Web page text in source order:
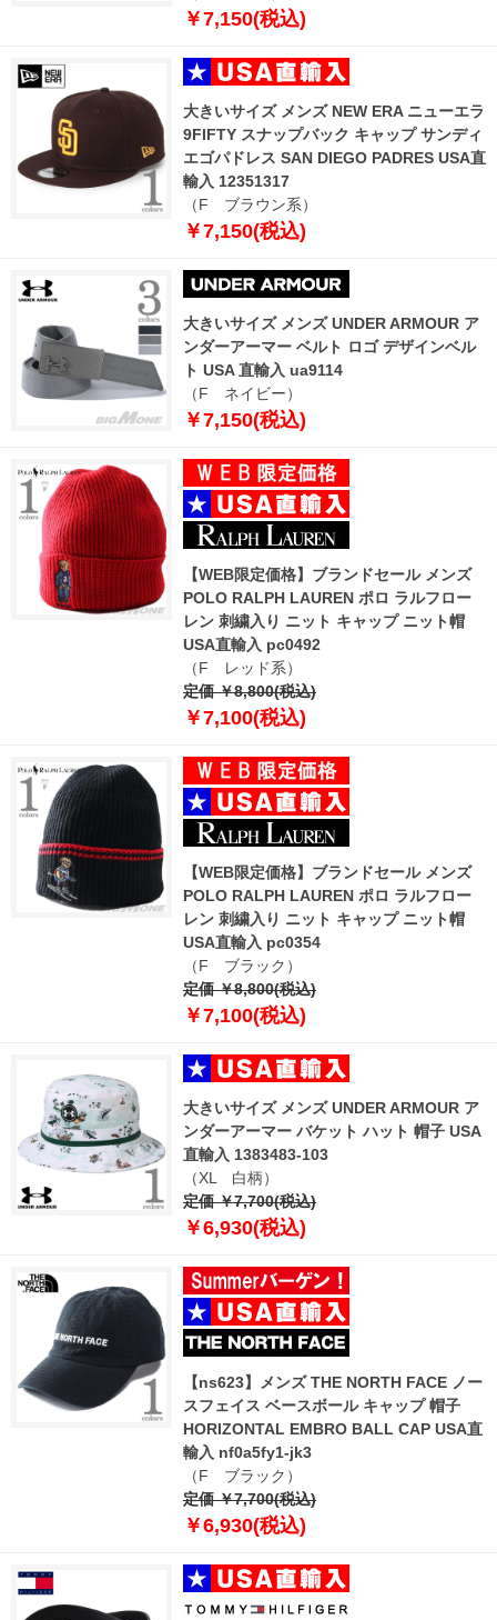
￥7,150(税込)
大きいサイズ メンズ NEW ERA ニューエラ
9FIFTY スナップバック キャップ サンディ
エゴパドレス SAN DIEGO PADRES USA直
輸入 12351317
（F ブラウン系）
￥7,150(税込)
大きいサイズ メンズ UNDER ARMOUR ア
ンダーアーマー ベルト ロゴ デザインベル
ト USA 直輸入 ua9114
（F ネイビー）
￥7,150(税込)
【WEB限定価格】ブランドセール メンズ
POLO RALPH LAUREN ポロ ラルフロー
レン 刺繍入り ニット キャップ ニット帽
USA直輸入 pc0492
（F レッド系）
定価 ￥8,800(税込)
￥7,100(税込)
【WEB限定価格】ブランドセール メンズ
POLO RALPH LAUREN ポロ ラルフロー
レン 刺繍入り ニット キャップ ニット帽
USA直輸入 pc0354
（F ブラック）
定価 ￥8,800(税込)
￥7,100(税込)
大きいサイズ メンズ UNDER ARMOUR ア
ンダーアーマー バケット ハット 帽子 USA
直輸入 1383483-103
（XL 白柄）
定価 ￥7,700(税込)
￥6,930(税込)
【ns623】メンズ THE NORTH FACE ノー
スフェイス ベースボール キャップ 帽子
HORIZONTAL EMBRO BALL CAP USA直
輸入 nf0a5fy1-jk3
（F ブラック）
定価 ￥7,700(税込)
￥6,930(税込)